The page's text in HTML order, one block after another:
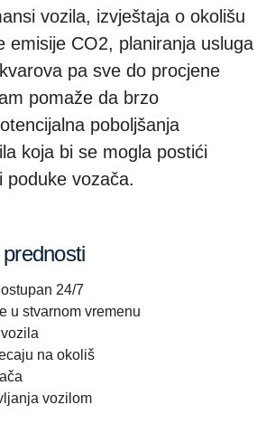
vozila, izvještaja o okolišu
emisije CO2, planiranja usluga
pa sve do procjene
pomaže da brzo
poboljšanja
koja bi se mogla postići
poduke vozača.
prednosti
24/7
u stvarnom vremenu
na okoliš
vozilom